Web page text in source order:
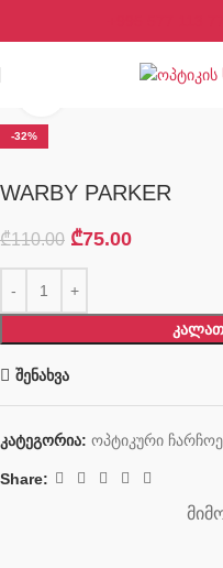
-32%
WARBY PARKER
₾110.00 ₾75.00
შენახვა
კატეგორია: ოპტიკური
Share: